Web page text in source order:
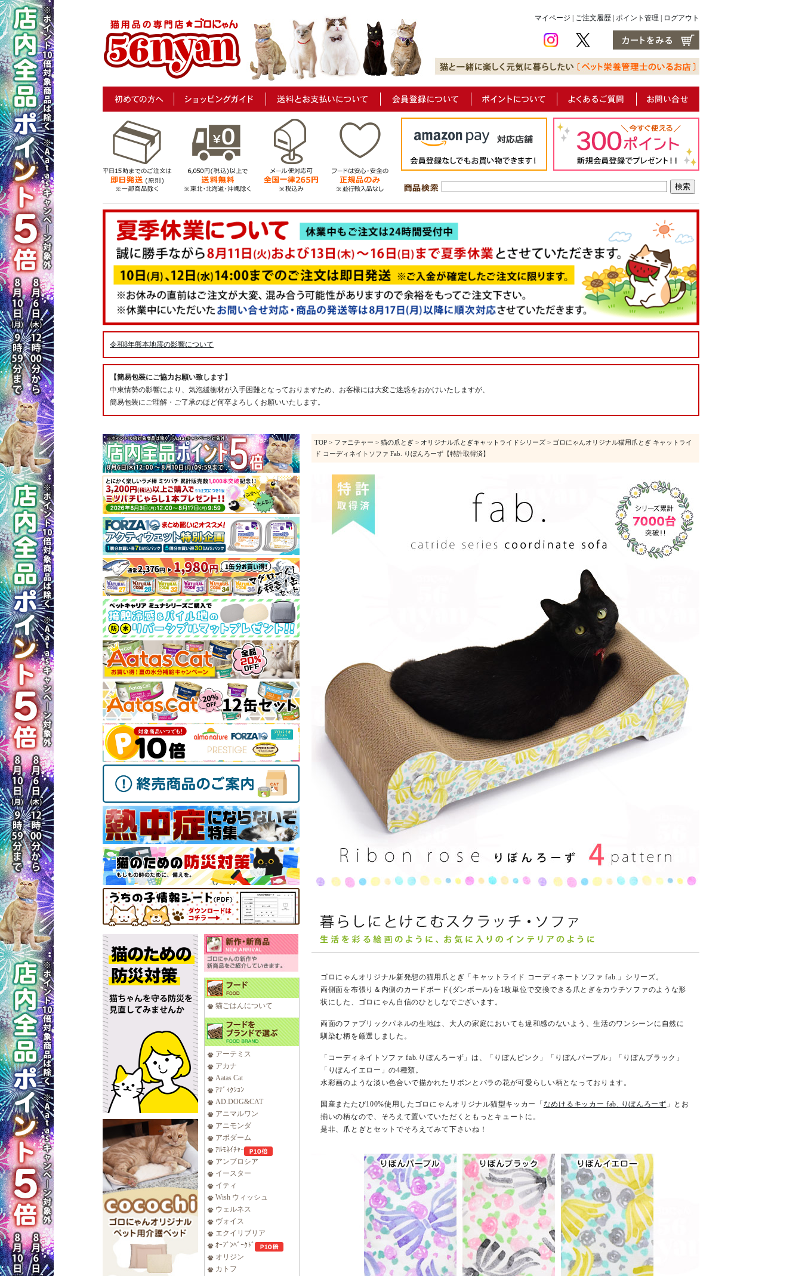
マイページ ご注文履歴 ポイント管理 ログアウト
令和8年熊本地震の影響について
【簡易包装にご協力お願い致します】
中東情勢の影響により、気泡緩衝材が入手困難となっておりますため、お客様には大変ご迷惑をおかけいたしますが、
簡易包装にご理解・ご了承のほど何卒よろしくお願いいたします。
猫ごはんについて
アーテミス
アカナ
Aatas Cat
ｱﾃﾞｨｸｼｮﾝ
AD.DOG&CAT
アニマルワン
アニモンダ
アボダーム
ｱﾙﾓﾈｲﾁｬｰ
アンブロシア
イースター
イティ
Wish ウィッシュ
ウェルネス
ヴォイス
エクイリブリア
ｵｰﾌﾞﾝﾍﾞｰｸﾄﾞ
オリジン
カトフ
TOP > ファニチャー > 猫の爪とぎ > オリジナル爪とぎキャットライドシリーズ > ゴロにゃんオリジナル猫用爪とぎ キャットライ
ド コーディネイトソファ Fab. りぼんろーず【特許取得済】
ゴロにゃんオリジナル新発想の猫用爪とぎ「キャットライド コーディネートソファ fab.」シリーズ。
両側面を布張り＆内側のカードボード(ダンボール)を1枚単位で交換できる爪とぎをカウチソファのような形
状にした、ゴロにゃん自信のひとしなでございます。
両面のファブリックパネルの生地は、大人の家庭においても違和感のないよう、生活のワンシーンに自然に
馴染む柄を厳選しました。
「コーディネイトソファ fab.りぼんろーず」は、「りぼんピンク」「りぼんパープル」「りぼんブラック」
「りぼんイエロー」の4種類。
水彩画のような淡い色合いで描かれたリボンとバラの花が可愛らしい柄となっております。
国産またたび100%使用したゴロにゃんオリジナル猫型キッカー「 なめけるキッカー fab. りぼんろーず 」とお
揃いの柄なので、そろえて置いていただくともっとキュートに。
是非、爪とぎとセットでそろえてみて下さいね！